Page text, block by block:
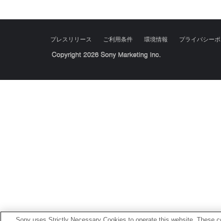
プレスリリース ご利用条件 環境情報 プライバシー
Sony Corporation, Sony Marketing Inc.